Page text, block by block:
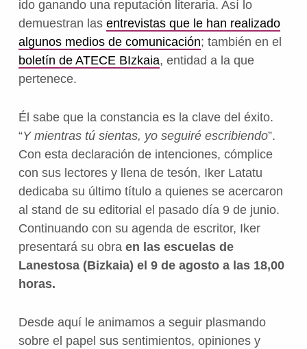
ido ganando una reputación literaria. Así lo
demuestran las entrevistas que le han realizado
algunos medios de comunicación; también en el
boletín de ATECE BIzkaia, entidad a la que
pertenece.
Él sabe que la constancia es la clave del éxito.
“Y mientras tú sientas, yo seguiré escribiendo”.
Con esta declaración de intenciones, cómplice
con sus lectores y llena de tesón, Iker Latatu
dedicaba su último título a quienes se acercaron
al stand de su editorial el pasado día 9 de junio.
Continuando con su agenda de escritor, Iker
presentará su obra en las escuelas de
Lanestosa (Bizkaia) el 9 de agosto a las 18,00
horas.
Desde aquí le animamos a seguir plasmando
sobre el papel sus sentimientos, opiniones y